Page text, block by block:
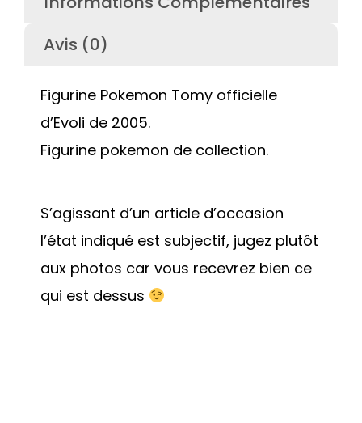
Avis (0)
Figurine Pokemon Tomy officielle
d’Evoli de 2005.
Figurine pokemon de collection.
S’agissant d’un article d’occasion
l’état indiqué est subjectif, jugez plutôt
aux photos car vous recevrez bien ce
qui est dessus